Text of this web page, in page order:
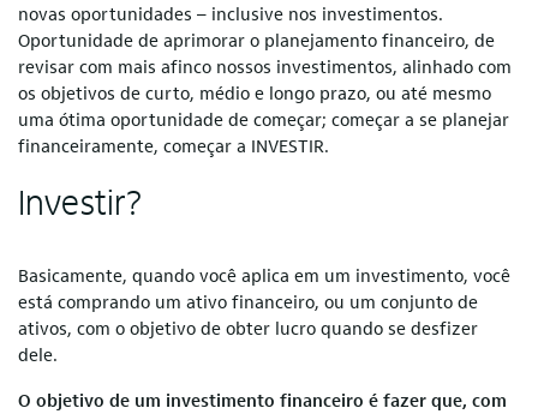
novas oportunidades – inclusive nos investimentos.
Oportunidade de aprimorar o planejamento financeiro, de
revisar com mais afinco nossos investimentos, alinhado com
os objetivos de curto, médio e longo prazo, ou até mesmo
uma ótima oportunidade de começar; começar a se planejar
financeiramente, começar a INVESTIR.
Investir?
Basicamente, quando você aplica em um investimento, você
está comprando um ativo financeiro, ou um conjunto de
ativos, com o objetivo de obter lucro quando se desfizer
dele.
O objetivo de um investimento financeiro é fazer que, com